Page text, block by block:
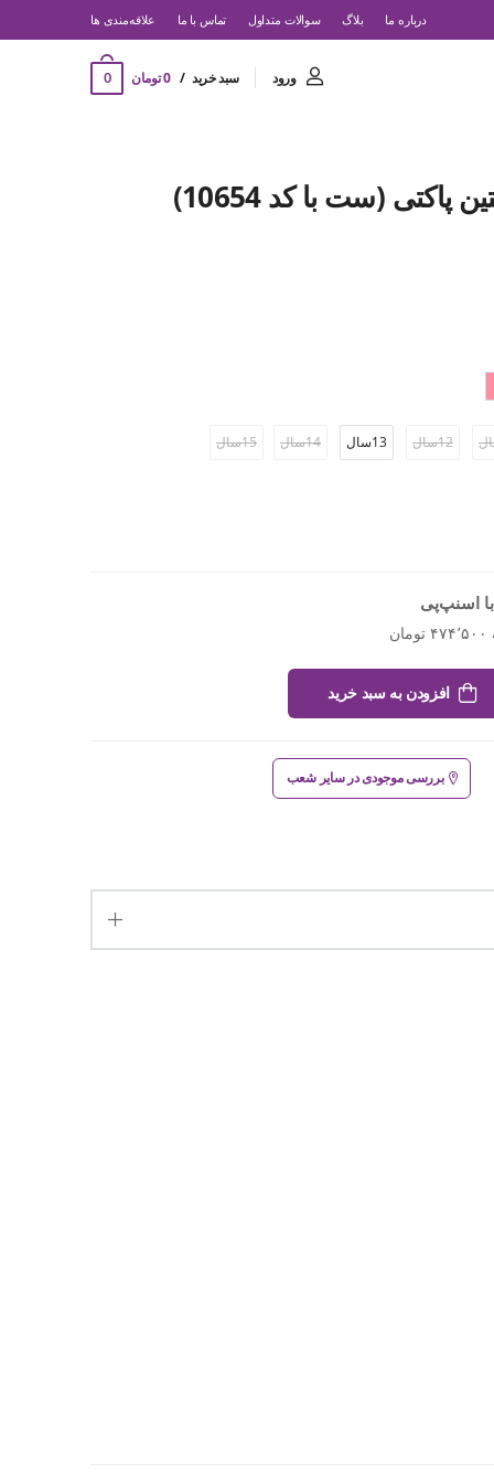
درباره ما بلاگ سوالات متداول تماس با ما ‌علاقه‌مندی ها
ورود سبد خرید 0 تومان 0
(ست با کد 10654)
12سال 13سال 14سال 15سال
اسنپ‌پی
افزودن به سبد خرید
بررسی موجودی در سایر شعب